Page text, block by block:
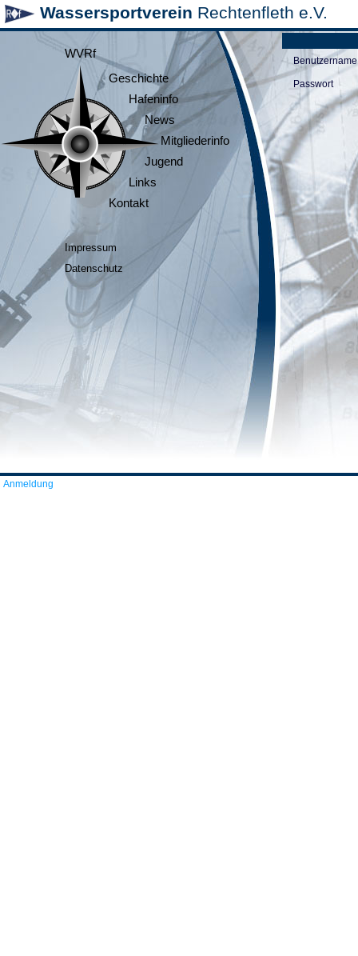
Wassersportverein Rechtenfleth e.V.
WVRf
Geschichte
Hafeninfo
News
Mitgliederinfo
Jugend
Links
Kontakt
Impressum
Datenschutz
Benutzername
Passwort
Anmeldung